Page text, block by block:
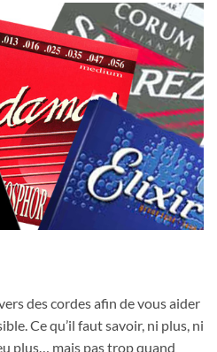
des cordes afin de vous aider
Ce qu’il faut savoir, ni plus, ni
plus… mais pas trop quand